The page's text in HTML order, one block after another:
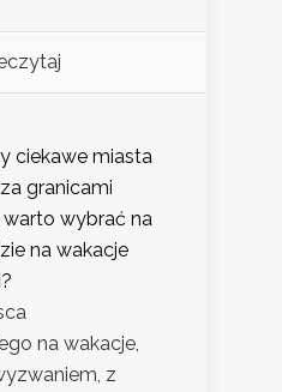
ciekawe miasta
granicami
warto wybrać na
na wakacje
na wakacje,
z